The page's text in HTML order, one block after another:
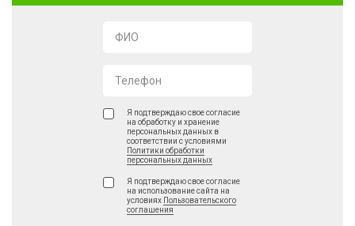
ФИО
Телефон
Я подтверждаю свое согласие
на обработку и хранение
персональных данных в
соответствии с условиями
Политики обработки
персональных данных
Я подтверждаю свое согласие
на использование сайта на
условиях Пользовательского
соглашения